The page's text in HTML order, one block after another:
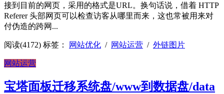
接到目前的网页，采用的格式是URL。换句话说，借着 HTTP
Referer 头部网页可以检查访客从哪里而来，这也常被用来对
付伪造的跨网...
阅读(4172) 标签： 网站优化 / 网站运营 / 外链图片
网站运营
宝塔面板迁移系统盘/www到数据盘/data